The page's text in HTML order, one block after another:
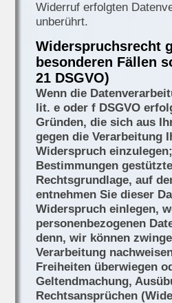
Widerruf erfolgten
unberührt.
Widerspruchsrecht
besonderen Fällen
21 DSGVO)
Wenn die
lit. e oder f DSGVO
Gründen, die sich aus
gegen die Verarbeitung
Widerspruch
Bestimmungen
Rechtsgrundlage, auf
entnehmen Sie dieser
Widerspruch einlegen,
personenbezogenen
denn, wir können
Verarbeitung
Freiheiten überwiegen
Geltendmachung,
Rechtsansprüchen